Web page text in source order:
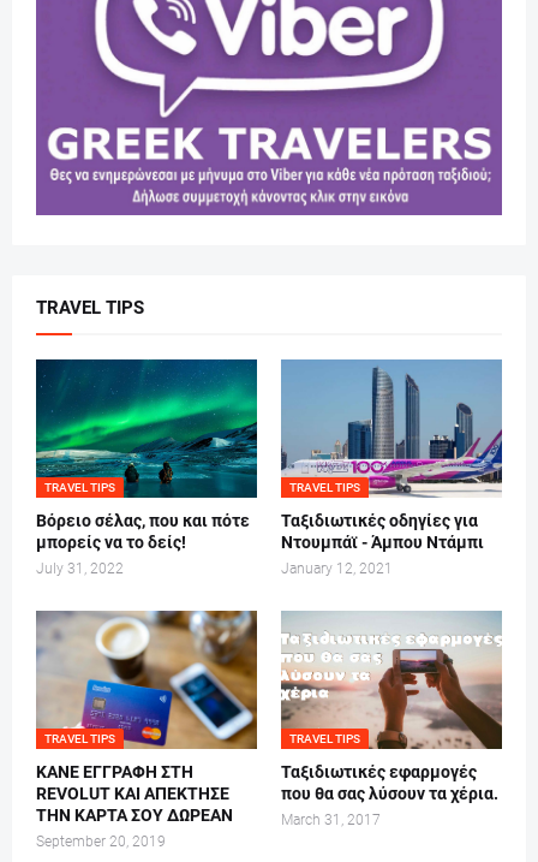
TRAVEL TIPS
TRAVEL TIPS
Βόρειο σέλας, που και πότε
μπορείς να το δείς!
July 31, 2022
TRAVEL TIPS
Ταξιδιωτικές οδηγίες για
Ντουμπάϊ - Άμπου Ντάμπι
January 12, 2021
TRAVEL TIPS
ΚΑΝΕ ΕΓΓΡΑΦΗ ΣΤΗ
REVOLUT ΚΑΙ ΑΠΕΚΤΗΣΕ
ΤΗΝ ΚΑΡΤΑ ΣΟΥ ΔΩΡΕΑΝ
September 20, 2019
TRAVEL TIPS
Ταξιδιωτικές εφαρμογές
που θα σας λύσουν τα χέρια.
March 31, 2017